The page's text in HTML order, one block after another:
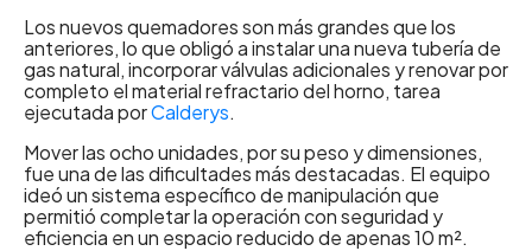
Los nuevos quemadores son más grandes que los
anteriores, lo que obligó a instalar una nueva tubería de
gas natural, incorporar válvulas adicionales y renovar por
completo el material refractario del horno, tarea
ejecutada porCalderys.
Mover las ocho unidades, por su peso y dimensiones,
fue una de las dificultades más destacadas. El equipo
ideó un sistema específico de manipulación que
permitió completar la operación con seguridad y
eficiencia en un espacio reducido de apenas 10 m².